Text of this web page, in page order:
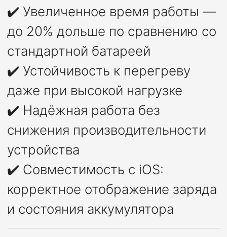
✔️ Увеличенное время работы —
до 20% дольше по сравнению со
стандартной батареей
✔️ Устойчивость к перегреву
даже при высокой нагрузке
✔️ Надёжная работа без
снижения производительности
устройства
✔️ Совместимость с iOS:
корректное отображение заряда
и состояния аккумулятора